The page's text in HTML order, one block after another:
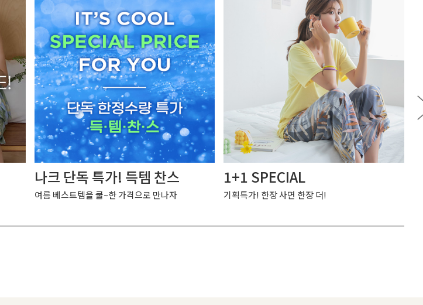
나크 단독 특가! 득템 찬스
여름 베스트템을 쿨~한 가격으로 만나자
1+1 SPECIAL
기획특가! 한장 사면 한장 더!